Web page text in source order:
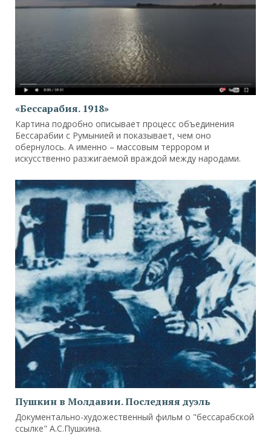
«Бессарабия. 1918»
Картина подробно описывает процесс объединения
Бессарабии с Румынией и показывает, чем оно
обернулось. А именно – массовым террором и
искусственно разжигаемой враждой между народами.
Пушкин в Молдавии. Последняя дуэль
Документально-художественный фильм о "бессарабской
ссылке" А.С.Пушкина.